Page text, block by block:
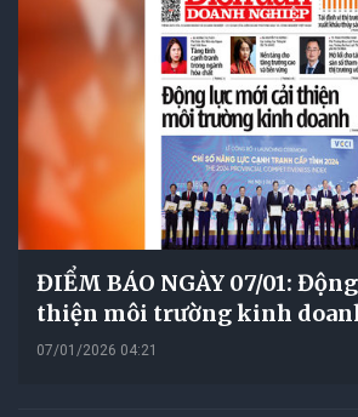
ĐIỂM BÁO NGÀY 07/01:
thiện môi trường kinh
07/01/2026 04:21